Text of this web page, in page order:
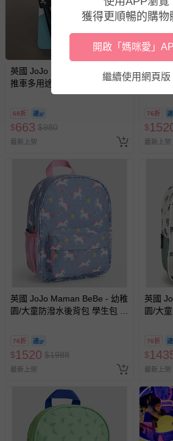
等）。
非以有形媒介提供之數位內容或
上服務，經消費者事先同意始提
戲或活動點數等）。
已拆封之以下類型商品：
-個人衛生用品（例如尿布、貼身
墊、寢具類等）。
-新生兒親膚衣物（嬰幼兒包巾
褲、紗布衣等）。
-接觸性孕哺產品（奶嘴、奶瓶
帶束縛衣、餐搖椅等）。
-其他原廠盒裝商品封口處已貼
示字句等說明貼紙、封條者。
國際航空、客運、訂房等服務。
相關的退換貨辦理流程，可詳見：退
其他常見問題：
運送服務：目前提供的運送僅限台
區，可能會無法配送，或須依據商
亦保留出貨與否的權利。離島、偏遠
商品實際的配達日期，可於訂單個人
已出貨通知之訊息為主。
如您收到商品，請依正常流程檢查
若您對於會員帳號、商品訂購與資
式、折價券與購物金的使用、退貨
問，你可詳見：
媽咪愛客服中心。
英國 JoJo Maman BeBe - 嬰兒
推車多用途置物掛勾-古典黑
68折
$663 $980
最新上架
英國
園/大
行包-
76折
$
最新上架
英國 JoJo Maman BeBe - 幼稚
園/大童防潑水後背包 學生包 旅
76折
$1520 $1988
最新上架
英國
園/大
76折
$
最新上架
獲得更順暢的購物
開啟「媽咪愛」
繼續使用網頁版